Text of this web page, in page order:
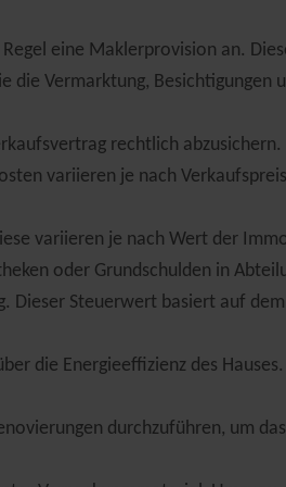
eine Maklerprovision an.
die Vermarktung, Besichtigungen
rechtlich abzusichern.
variieren je nach
variieren je nach Wert der
oder Grundschulden in
Dieser Steuerwert basiert auf dem
die Energieeffizienz des
durchzuführen, um